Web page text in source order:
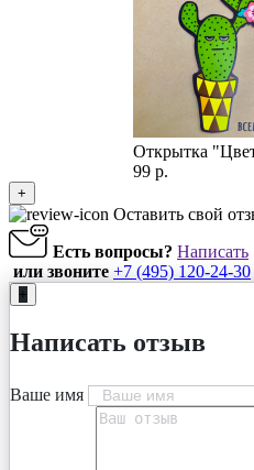
Открытка
99 р.
+
Оставить свой
Есть вопросы? Написать
или звоните +7 (495) 120-24-30
+
Написать отзыв
Ваше имя